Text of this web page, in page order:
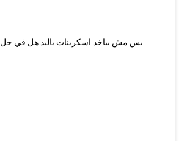
معايا جهاز تابلت 6lite بس مش بياخد اسكرينات باليد هل في حل